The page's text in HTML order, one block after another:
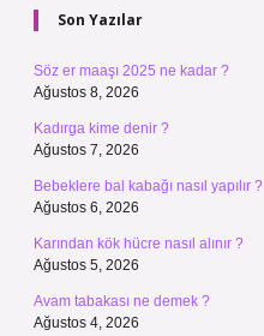
Son Yazılar
Söz er maaşı 2025 ne kadar ?
Ağustos 8, 2026
Kadırga kime denir ?
Ağustos 7, 2026
Bebeklere bal kabağı nasıl yapılır ?
Ağustos 6, 2026
Karından kök hücre nasıl alınır ?
Ağustos 5, 2026
Avam tabakası ne demek ?
Ağustos 4, 2026